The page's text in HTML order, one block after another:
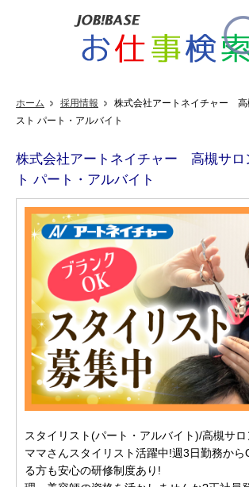
ホーム 採用情報
株式会社アートネイチャー
スト パート・アルバイト
株式会社アートネイチャー 高槻サ
ト パート・アルバイト
スタイリスト(パート・アルバイト)/高槻サロ
ママさんスタイリスト活躍中!週3日勤務から
る方も安心の研修制度あり!